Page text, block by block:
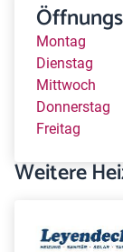
Montag
Dienstag
Mittwoch
Donnerstag
Freitag
Weitere